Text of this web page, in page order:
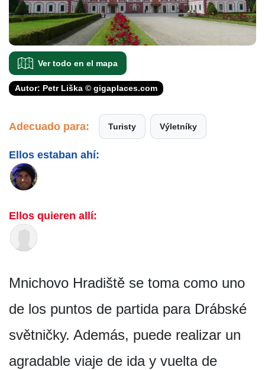
Ver todo en el mapa
Autor: Petr Liška © gigaplaces.com
Adecuado para: Turisty Výletníky
Ellos estaban ahí:
Ellos quieren allí:
Mnichovo Hradiště se toma como uno
de los puntos de partida para Drábské
světničky. Además, puede realizar un
agradable viaje de ida y vuelta de